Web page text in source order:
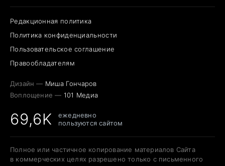
Редакционная политика
Политика конфиденциальности
Пользовательское соглашение
Правообладателям
Дизайн — Миша Гончаров
Воплощение — 101 Медиа
69,6K
ежедневно
пользуются сайтом
Полное или частичное копирование материалов Сайта
в коммерческих целях разрешено только с письменного